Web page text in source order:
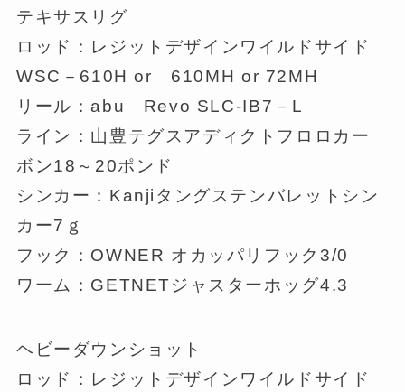
テキサスリグ
ロッド：レジットデザインワイルドサイド
WSC－610H or 610MH or 72MH
リール：abu Revo SLC-IB7－L
ライン：山豊テグスアディクトフロロカー
ボン18～20ポンド
シンカー：Kanjiタングステンバレットシン
カー7ｇ
フック：OWNER オカッパリフック3/0
ワーム：GETNETジャスターホッグ4.3
ヘビーダウンショット
ロッド：レジットデザインワイルドサイド